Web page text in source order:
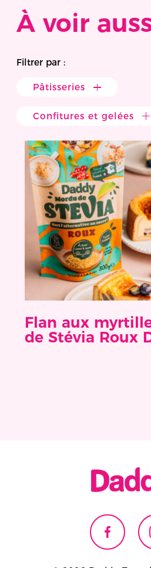
À voir
Filtrer par :
Pâtisseries
Confitures et gelées
Flan aux
de Stévia Roux